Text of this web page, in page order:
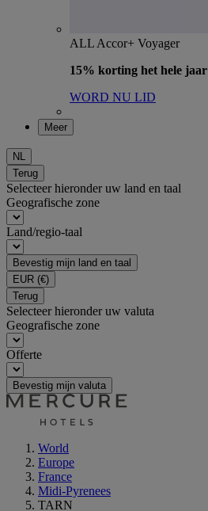
ALL Accor+ Voyager
15% korting het hele jaar
WORD NU LID
Meer
NL
Terug
Selecteer hieronder uw land en taal
Geografische zone
Land/regio-taal
Bevestig mijn land en taal
EUR (€)
Terug
Selecteer hieronder uw valuta
Geografische zone
Offerte
Bevestig mijn valuta
World
Europe
France
Midi-Pyrenees
TARN